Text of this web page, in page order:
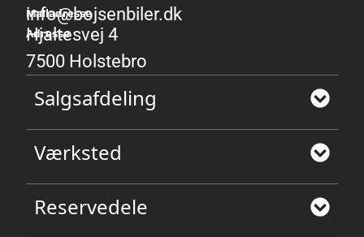
Mailadresse
info@bojsenbiler.dk
Adresse
Hjaltesvej 4
7500 Holstebro
Salgsafdeling
Værksted
Reservedele